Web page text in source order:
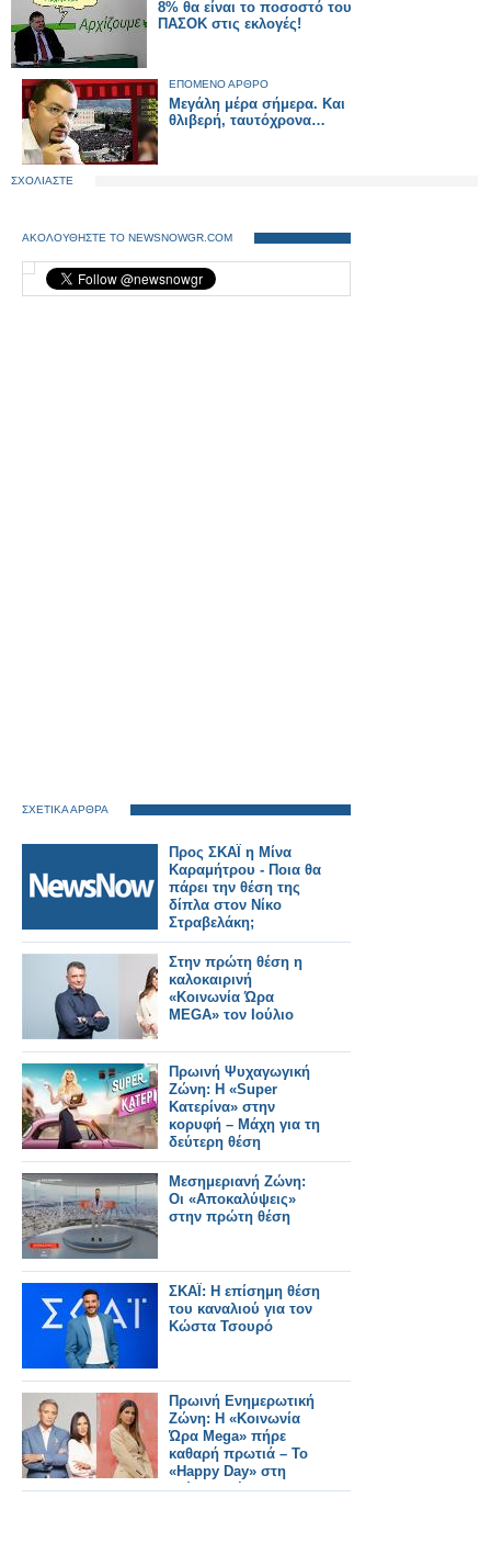
8% θα είναι το ποσοστό του
ΠΑΣΟΚ στις εκλογές!
ΕΠΟΜΕΝΟ ΑΡΘΡΟ
Μεγάλη μέρα σήμερα. Και
θλιβερή, ταυτόχρονα…
ΣΧΟΛΙΑΣΤΕ
ΑΚΟΛΟΥΘΗΣΤΕ ΤΟ NEWSNOWGR.COM
ΣΧΕΤΙΚΑ ΑΡΘΡΑ
Προς ΣΚΑΪ η Μίνα
Καραμήτρου - Ποια θα
πάρει την θέση της
δίπλα στον Νίκο
Στραβελάκη;
Στην πρώτη θέση η
καλοκαιρινή
«Κοινωνία Ώρα
MEGA» τον Ιούλιο
Πρωινή Ψυχαγωγική
Ζώνη: Η «Super
Κατερίνα» στην
κορυφή – Μάχη για τη
δεύτερη θέση
Μεσημεριανή Ζώνη:
Οι «Αποκαλύψεις»
στην πρώτη θέση
ΣΚΑΪ: Η επίσημη θέση
του καναλιού για τον
Κώστα Τσουρό
Πρωινή Ενημερωτική
Ζώνη: Η «Κοινωνία
Ώρα Mega» πήρε
καθαρή πρωτιά – Το
«Happy Day» στη
δεύτερη θέση